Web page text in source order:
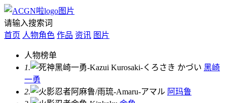
请输入搜索词
首页 人物角色 作品 资讯 图片
人物榜单
1.
黑崎
一勇
2.
阿玛鲁